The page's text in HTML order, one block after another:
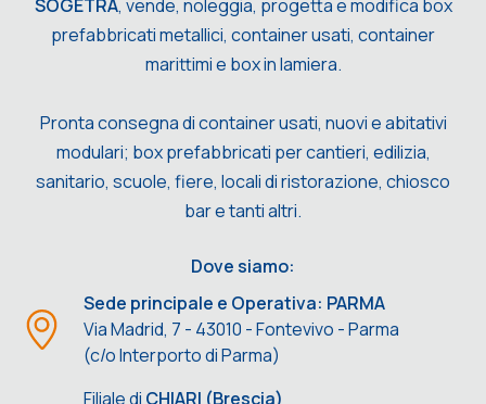
SOGETRA, vende, noleggia, progetta e modifica box
prefabbricati metallici, container usati, container
marittimi e box in lamiera.
Pronta consegna di container usati, nuovi e abitativi
modulari; box prefabbricati per cantieri, edilizia,
sanitario, scuole, fiere, locali di ristorazione, chiosco
bar e tanti altri.
Dove siamo:
Sede principale e Operativa: PARMA
Via Madrid, 7 - 43010 - Fontevivo - Parma
(c/o Interporto di Parma)
Filiale di CHIARI (Brescia)